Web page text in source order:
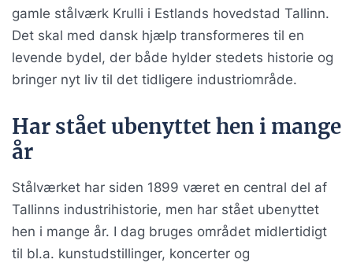
gamle stålværk Krulli i Estlands hovedstad Tallinn.
Det skal med dansk hjælp transformeres til en
levende bydel, der både hylder stedets historie og
bringer nyt liv til det tidligere industriområde.
Har stået ubenyttet hen i mange
år
Stålværket har siden 1899 været en central del af
Tallinns industrihistorie, men har stået ubenyttet
hen i mange år. I dag bruges området midlertidigt
til bl.a. kunstudstillinger, koncerter og